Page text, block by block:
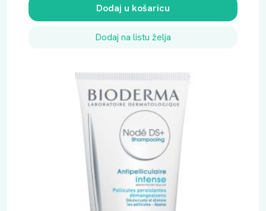
Dodaj u košaricu
Dodaj na listu želja